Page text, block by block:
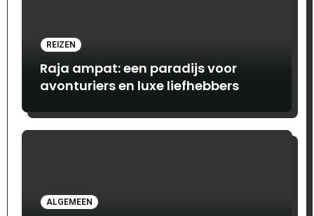
REIZEN
Raja ampat: een paradijs voor
avonturiers en luxe liefhebbers
ALGEMEEN